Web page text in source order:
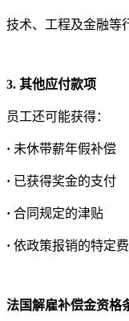
技术、工程及金融等
3. 其他应付款项
员工还可能获得：
· 未休带薪年假补偿
· 已获得奖金的支付
· 合同规定的津贴
· 依政策报销的特定
法国解雇补偿金资格